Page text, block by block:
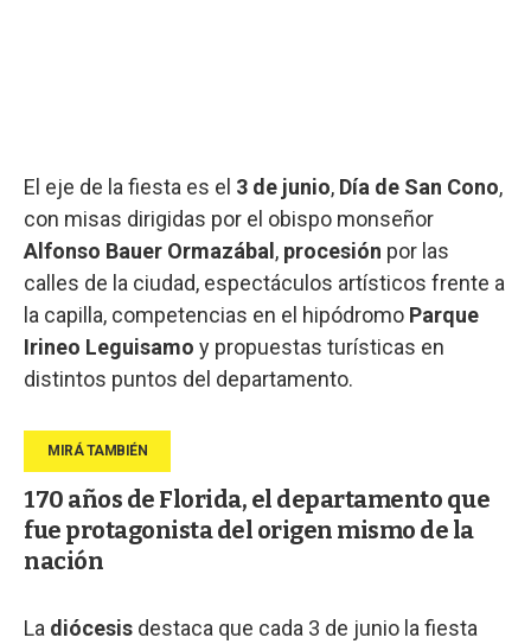
El eje de la fiesta es el 3 de junio, Día de San Cono,
con misas dirigidas por el obispo monseñor
Alfonso Bauer Ormazábal , procesión por las
calles de la ciudad, espectáculos artísticos frente a
la capilla, competencias en el hipódromo Parque
Irineo Leguisamo y propuestas turísticas en
distintos puntos del departamento.
170 años de Florida, el departamento que
fue protagonista del origen mismo de la
nación
La diócesis destaca que cada 3 de junio la fiesta